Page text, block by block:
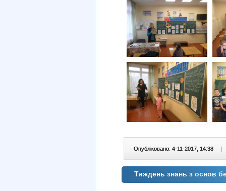
Опубліковано: 4-11-2017, 14:38
Тиждень знань з основ